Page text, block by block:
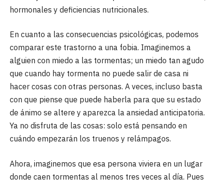
hormonales y deficiencias nutricionales.
En cuanto a las consecuencias psicológicas, podemos
comparar este trastorno a una fobia. Imaginemos a
alguien con miedo a las tormentas; un miedo tan agudo
que cuando hay tormenta no puede salir de casa ni
hacer cosas con otras personas. A veces, incluso basta
con que piense que puede haberla para que su estado
de ánimo se altere y aparezca la ansiedad anticipatoria.
Ya no disfruta de las cosas: solo está pensando en
cuándo empezarán los truenos y relámpagos.
Ahora, imaginemos que esa persona viviera en un lugar
donde caen tormentas al menos tres veces al día. Pues